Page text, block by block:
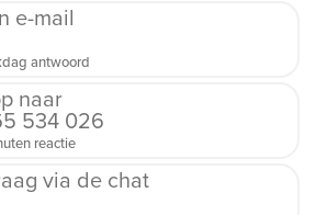
e-mail
antwoord
naar
534 026
reactie
via de chat